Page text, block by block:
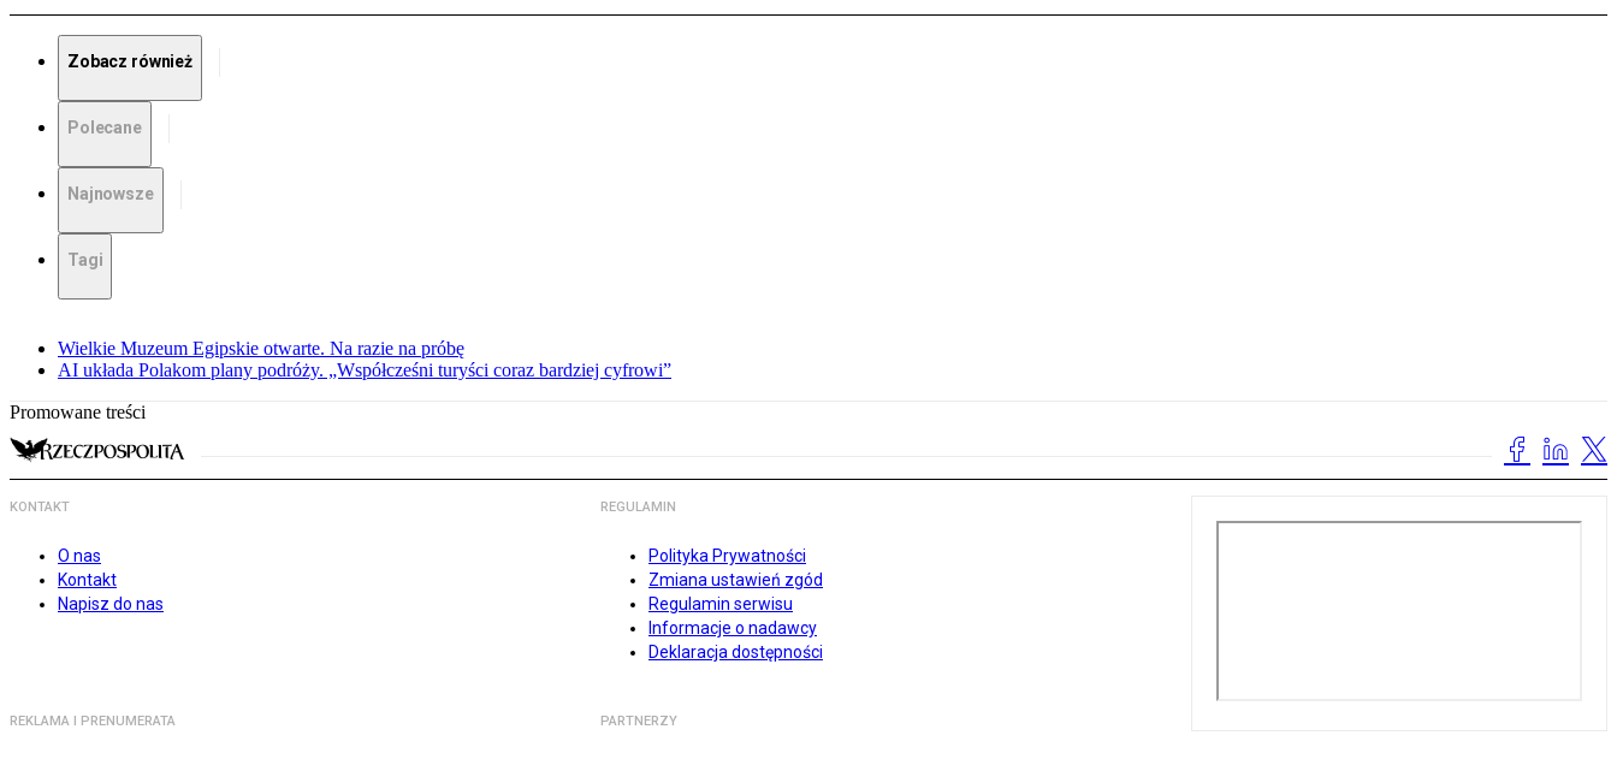
Zobacz również
Polecane
Najnowsze
Tagi
Wielkie Muzeum Egipskie otwarte. Na razie na próbę
AI układa Polakom plany podróży. „Współcześni turyści coraz bardziej cyfrowi”
Promowane treści
KONTAKT
O nas
Kontakt
Napisz do nas
REGULAMIN
Polityka Prywatności
Zmiana ustawień zgód
Regulamin serwisu
Informacje o nadawcy
Deklaracja dostępności
REKLAMA I PRENUMERATA PARTNERZY